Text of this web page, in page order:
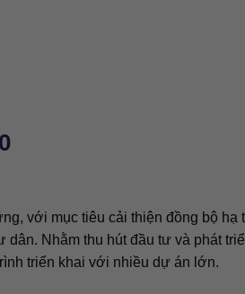
với mục tiêu cải thiện đồng bộ hạ
Nhằm thu hút đầu tư và phát
triển khai với nhiều dự án lớn.